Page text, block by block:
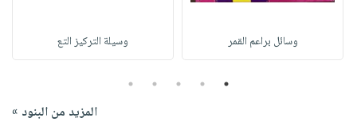
وسائل براعم القمر وسيلة التركيز التع
1
2
3
4
5
المزيد من البنود »